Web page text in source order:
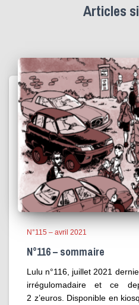
Articles
N°115 – avril 2021
N°116 – sommaire
Lulu n°116, juillet 2021
irrégulomadaire et ce
2 z’euros. Disponible en